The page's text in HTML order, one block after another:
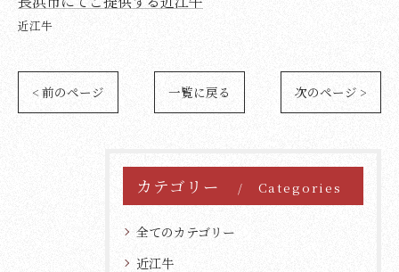
近江牛
< 前のページ 一覧に戻る 次のページ >
カテゴリー Categories
全てのカテゴリー
近江牛